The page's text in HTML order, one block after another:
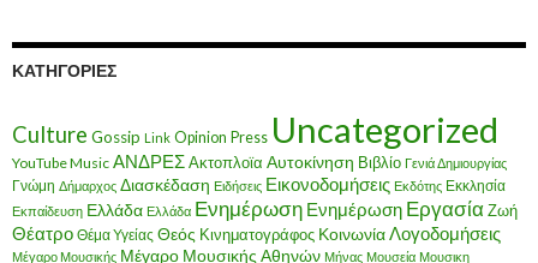
ΚΑΤΗΓΟΡΊΕΣ
Culture Gossip Link Opinion Press Uncategorized
YouTube Music ΑΝΔΡΕΣΑκτοπλοϊα Αυτοκίνηση Βιβλίο Γενιά Δημιουργίας
Γνώμη Δήμαρχος Διασκέδαση Ειδήσεις Εικονοδομήσεις Εκδότης Εκκλησία
Εκπαίδευση Ελλάδα Ελλάδα Ενημέρωση Ενημέρωση ΕργασίαΖωή
Θέατρο Θέμα Υγείας Θεός Κινηματογράφος ΚοινωνίαΛογοδομήσεις
Μέγαρο Μουσικής Μέγαρο Μουσικής Αθηνών Μήνας Μουσεία Μουσικη